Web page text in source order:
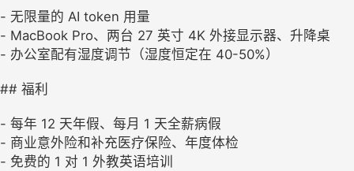
- 无限量的 AI token 用量
- MacBook Pro、两台 27 英寸 4K 外接显示器、升降桌
- 办公室配有湿度调节（湿度恒定在 40-50%）
## 福利
- 每年 12 天年假、每月 1 天全薪病假
- 商业意外险和补充医疗保险、年度体检
- 免费的 1 对 1 外教英语培训